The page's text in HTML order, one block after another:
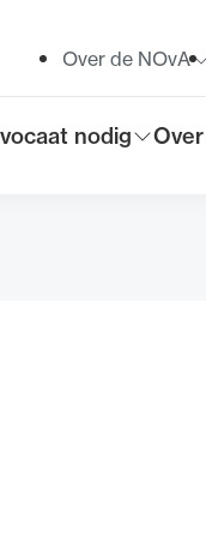
submenu voor
nodig
Toon submenu
Over de NOvA